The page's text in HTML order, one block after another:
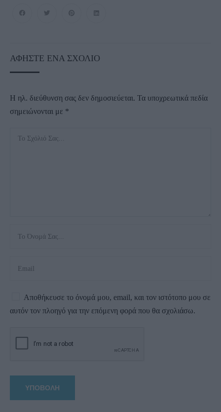
ΑΦΉΣΤΕ ΈΝΑ ΣΧΌΛΙΟ
Η ηλ. διεύθυνση σας δεν δημοσιεύεται. Τα υποχρεωτικά πεδία
σημειώνονται με *
Αποθήκευσε το όνομά μου, email, και τον ιστότοπο μου σε
αυτόν τον πλοηγό για την επόμενη φορά που θα σχολιάσω.